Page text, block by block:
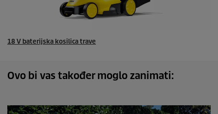
18 V baterijska kosilica trave
Ovo bi vas također moglo zanimati: